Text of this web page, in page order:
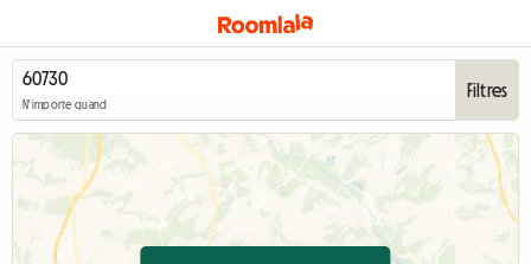
N'importe quand
Filtres